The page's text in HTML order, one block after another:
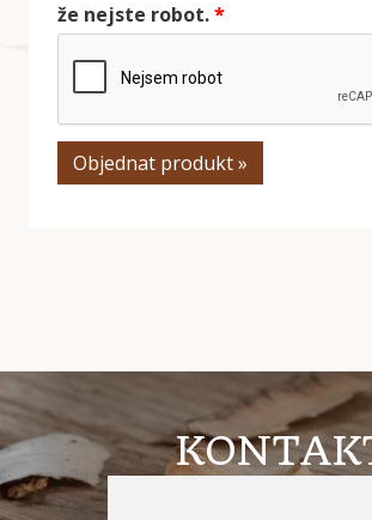
že nejste robot.
Objednat produkt »